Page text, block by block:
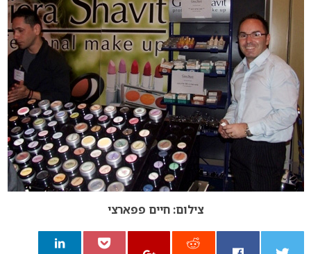
צילום: חיים פפארצי